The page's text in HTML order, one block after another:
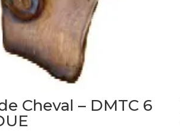
Cheval – DMTC 6